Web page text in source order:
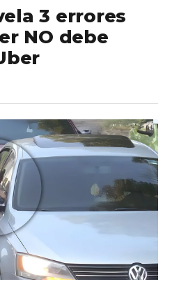
3 errores
NO debe